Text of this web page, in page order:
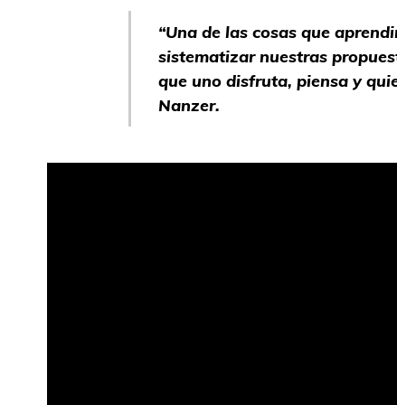
“Una de las cosas que
sistematizar nuestras
que uno disfruta, piensa y
Nanzer.